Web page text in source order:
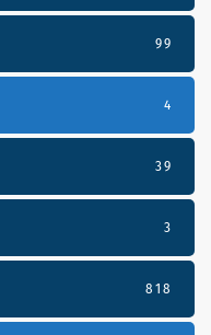
99
4
39
3
818